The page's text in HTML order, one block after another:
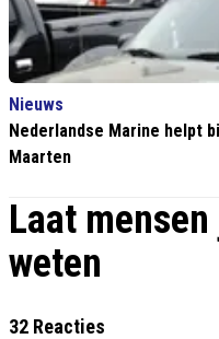
Nieuws
Nederlandse Marine helpt
Maarten
Laat
weten
32 Reacties